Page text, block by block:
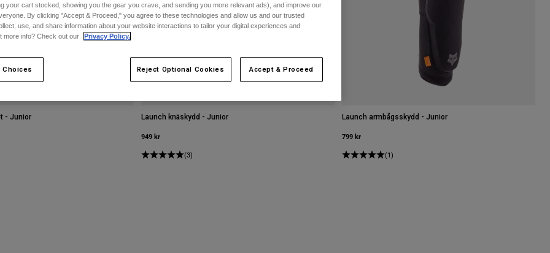
- Junior Launch knäskydd - Junior
949 kr
(3)
Launch armbågsskydd - Junior
799 kr
(1)
your cart stocked, showing you the gear you crave, and sending you more relevant ads), and improve our
By clicking "Accept & Proceed," you agree to these technologies and allow us and our trusted
use, and share information about your website interactions to tailor your digital experiences and
more info? Check out our
Privacy Policy.
Choices Reject Optional Cookies Accept & Proceed